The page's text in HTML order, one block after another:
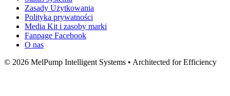
Zasady Użytkowania
Polityka prywatności
Media Kit i zasoby marki
Fanpage Facebook
O nas
© 2026 MelPump Intelligent Systems • Architected for Efficiency